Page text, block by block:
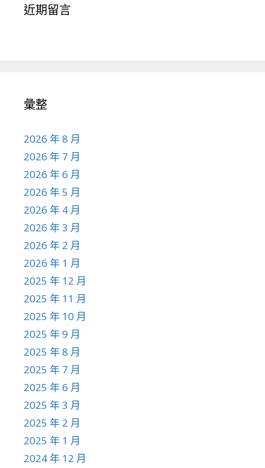
近期留言
彙整
2026 年 8 月
2026 年 7 月
2026 年 6 月
2026 年 5 月
2026 年 4 月
2026 年 3 月
2026 年 2 月
2026 年 1 月
2025 年 12 月
2025 年 11 月
2025 年 10 月
2025 年 9 月
2025 年 8 月
2025 年 7 月
2025 年 6 月
2025 年 3 月
2025 年 2 月
2025 年 1 月
2024 年 12 月